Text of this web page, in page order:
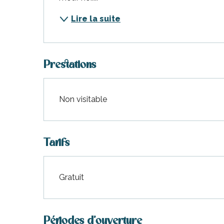
Lire la suite
Prestations
Non visitable
Tarifs
Gratuit
Périodes d'ouverture